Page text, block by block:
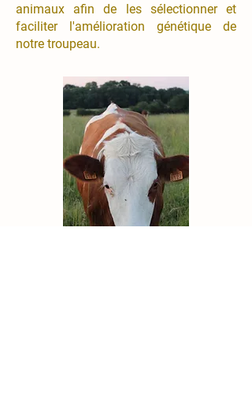
animaux afin de les sélectionner et
faciliter l'amélioration génétique de
notre troupeau.